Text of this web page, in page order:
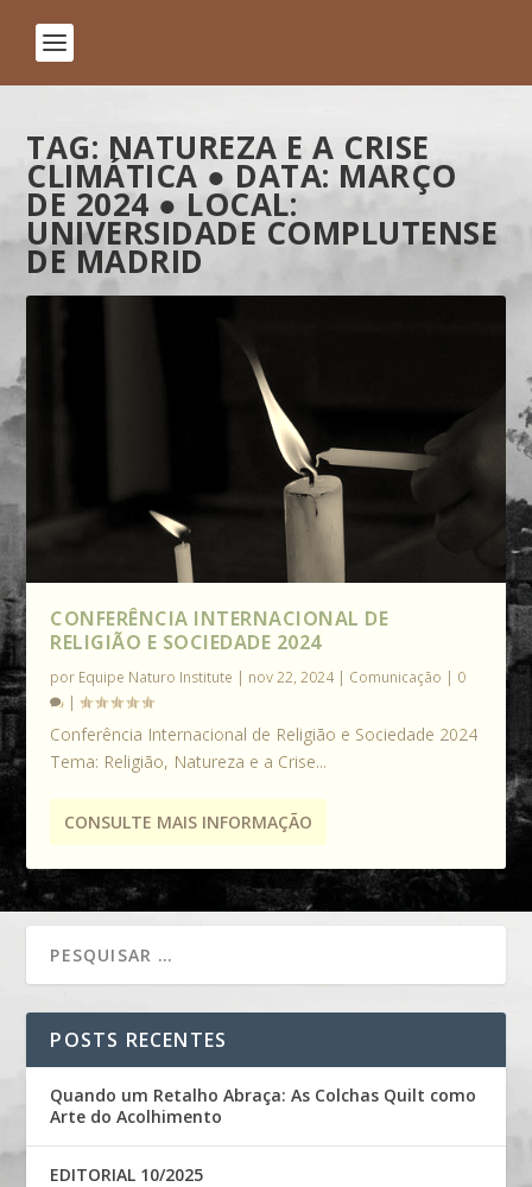
TAG: NATUREZA E A CRISE
CLIMÁTICA ● DATA: MARÇO
DE 2024 ● LOCAL:
UNIVERSIDADE COMPLUTENSE
DE MADRID
CONFERÊNCIA INTERNACIONAL DE
RELIGIÃO E SOCIEDADE 2024
por Equipe Naturo Institute | nov 22, 2024| Comunicação | 0
|
Conferência Internacional de Religião e Sociedade 2024
Tema: Religião, Natureza e a Crise...
CONSULTE MAIS INFORMAÇÃO
POSTS RECENTES
Quando um Retalho Abraça: As Colchas Quilt como
Arte do Acolhimento
EDITORIAL 10/2025